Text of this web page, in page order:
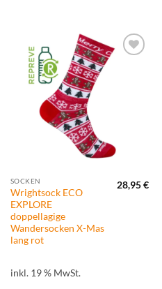
Wunschliste
SOCKEN
Wrightsock ECO
EXPLORE
doppellagige
Wandersocken X-Mas
lang rot
28,95€
inkl. 19 % MwSt.